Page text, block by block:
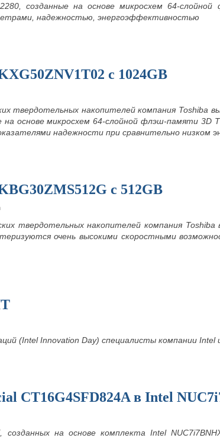
созданные на основе микросхем 64-
надежностью, энергоэффективностью
с 1024GB
твердотельных накопителей компания Toshiba
на основе микросхем 64-слойной флэш-памяти 3D
надежности при сравнительно низком
с 512GB
твердотельных накопителей компания
очень высокими скоростными
(Intel Innovation Day) специалисты компании
CT16G4SFD824A в Intel
на основе комплекта Intel